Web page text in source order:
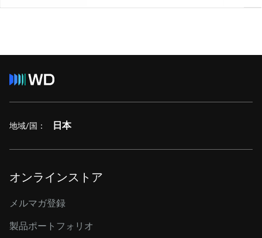
地域/国： 日本
オンラインストア
メルマガ登録
製品ポートフォリオ